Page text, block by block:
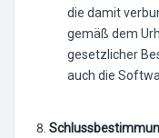
die damit
gemäß dem
gesetzlicher
auch die